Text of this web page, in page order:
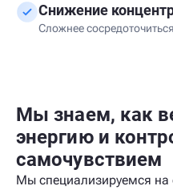
Снижение
Сложнее
Мы знаем, как
энергию и
самочувствием
Мы специализируемся на